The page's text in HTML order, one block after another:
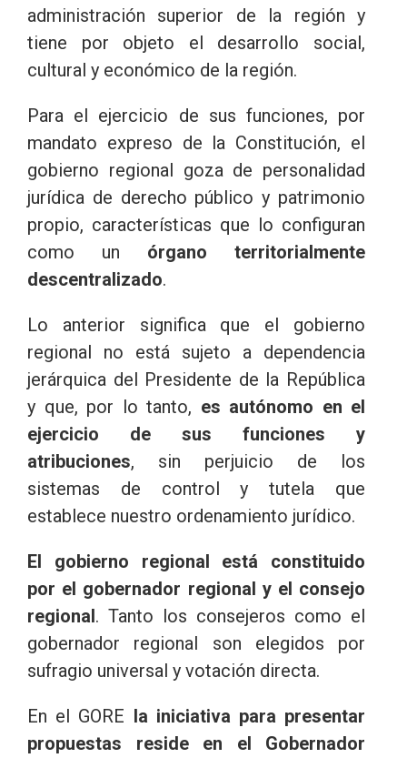
administración superior de la región y
tiene por objeto el desarrollo social,
cultural y económico de la región.
Para el ejercicio de sus funciones, por
mandato expreso de la Constitución, el
gobierno regional goza de personalidad
jurídica de derecho público y patrimonio
propio, características que lo configuran
como un órgano territorialmente
descentralizado.
Lo anterior significa que el gobierno
regional no está sujeto a dependencia
jerárquica del Presidente de la República
y que, por lo tanto, es autónomo en el
ejercicio de sus funciones y
atribuciones, sin perjuicio de los
sistemas de control y tutela que
establece nuestro ordenamiento jurídico.
El gobierno regional está constituido
por el gobernador regional y el consejo
regional. Tanto los consejeros como el
gobernador regional son elegidos por
sufragio universal y votación directa.
En el GORE la iniciativa para presentar
propuestas reside en el Gobernador